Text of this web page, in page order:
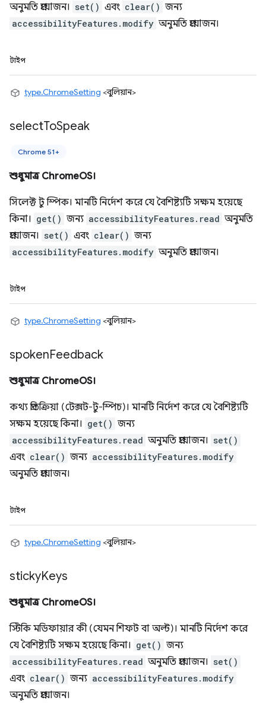
অনুমতি প্রয়োজন। set() এবং clear() জন্য
accessibilityFeatures.modify অনুমতি প্রয়োজন।
টাইপ
type.ChromeSetting <বুলিয়ান>
selectToSpeak
Chrome 51+
শুধুমাত্র ChromeOS।
সিলেক্ট টু স্পিক। মানটি নির্দেশ করে যে বৈশিষ্ট্যটি সক্ষম হয়েছে
কিনা। get() জন্য accessibilityFeatures.read অনুমতি
প্রয়োজন। set() এবং clear() জন্য
accessibilityFeatures.modify অনুমতি প্রয়োজন।
টাইপ
type.ChromeSetting <বুলিয়ান>
spokenFeedback
শুধুমাত্র ChromeOS।
কথ্য প্রতিক্রিয়া (টেক্সট-টু-স্পিচ)। মানটি নির্দেশ করে যে বৈশিষ্ট্যটি
সক্ষম হয়েছে কিনা। get() জন্য
accessibilityFeatures.read অনুমতি প্রয়োজন। set()
এবং clear() জন্য accessibilityFeatures.modify
অনুমতি প্রয়োজন।
টাইপ
type.ChromeSetting <বুলিয়ান>
stickyKeys
শুধুমাত্র ChromeOS।
স্টিকি মডিফায়ার কী (যেমন শিফট বা অল্ট)। মানটি নির্দেশ করে
যে বৈশিষ্ট্যটি সক্ষম হয়েছে কিনা। get() জন্য
accessibilityFeatures.read অনুমতি প্রয়োজন। set()
এবং clear() জন্য accessibilityFeatures.modify
অনুমতি প্রয়োজন।